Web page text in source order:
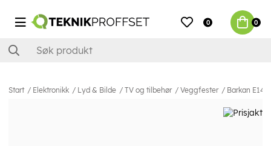
0 0
Start Elektronikk Lyd & Bilde TV og tilbehør Veggfester Barkan